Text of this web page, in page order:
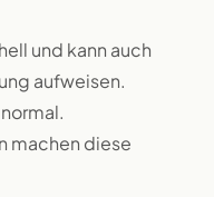
und kann auch
aufweisen.
machen diese